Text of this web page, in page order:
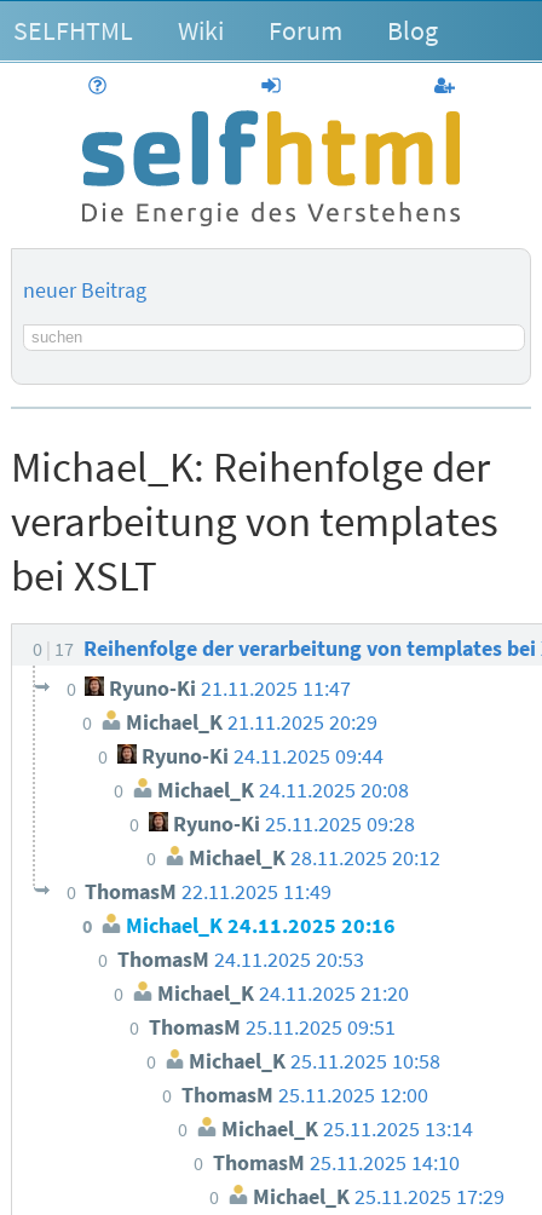
SELFHTML Wiki Forum Blog
anmelden
neuer Beitrag
Suchbegriff
Michael_K: Reihenfolge der
verarbeitung von templates
bei XSLT
0 17 Reihenfolge der verarbeitung von templates bei
0 Ryuno-Ki 21.11.2025 11:47
0 Michael_K 21.11.2025 20:29
0 Ryuno-Ki 24.11.2025 09:44
0 Michael_K24.11.2025 20:08
0 Ryuno-Ki 25.11.2025 09:28
0 Michael_K28.11.2025 20:12
0 ThomasM22.11.2025 11:49
0 Michael_K 24.11.2025 20:16
0 ThomasM 24.11.2025 20:53
0 Michael_K24.11.2025 21:20
0 ThomasM25.11.2025 09:51
0 Michael_K25.11.2025 10:58
0 ThomasM 25.11.2025 12:00
0 Michael_K25.11.2025 13:14
0 ThomasM25.11.2025 14:10
0 Michael_K25.11.2025 17:29